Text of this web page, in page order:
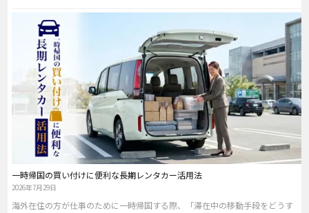
一時帰国の買い付けに便利な長期レンタカー活用法
2026年7月29日
海外在住の方が仕事のために一時帰国する際、「滞在中の移動手段をどうす